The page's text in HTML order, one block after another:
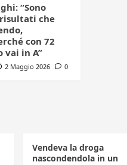
“Sono
che
con 72
vai in A”
2 Maggio 2026 0
Vendeva la droga
nascondendola in un